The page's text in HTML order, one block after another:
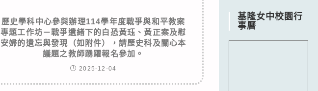
歷史學科中心參與辦理114學年度戰爭與和平教案
專題工作坊－戰爭遺緒下的白恐黃珏、黃正案及慰
安婦的遺忘與發現（如附件），請歷史科及關心本
議題之教師踴躍報名參加。
2025-12-04
基隆女中校園行
事曆